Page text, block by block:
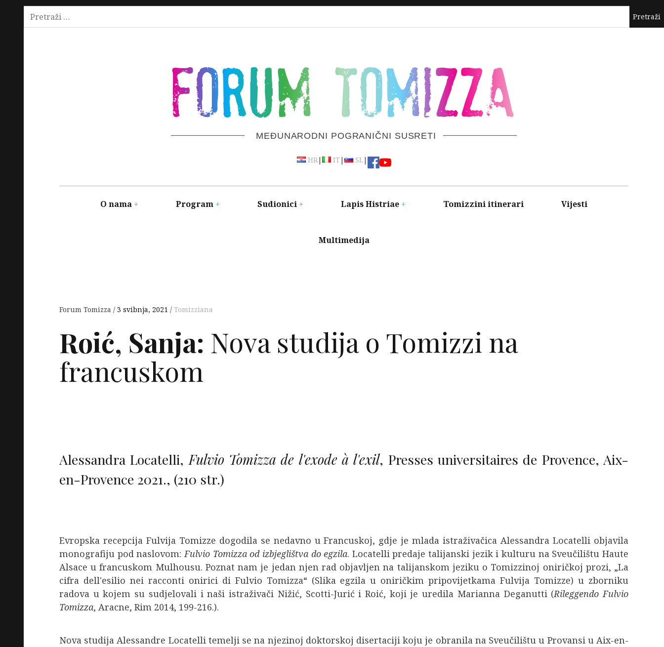
Pretraži:
Skip
FORUM TOMIZZA
MEĐUNARODNI POGRANIČNI SUSRETI
HR| IT | SL|
O nama Program Sudionici Lapis Histriae Tomizzini itinerari Vijesti
Multimedija
Forum Tomizza 3 svibnja, 2021 Tomizziana
Roić, Sanja: Nova studija o Tomizzi na
francuskom
Alessandra Locatelli, Fulvio Tomizza de l'exode à l'exil, Presses universitaires de Provence, Aix-
en-Provence 2021., (210 str.)
Evropska recepcija Fulvija Tomizze dogodila se nedavno u Francuskoj, gdje je mlada istraživačica Alessandra Locatelli objavila
monografiju pod naslovom:Fulvio Tomizza od izbjeglištva do egzila. Locatelli predaje talijanski jezik i kulturu na Sveučilištu Haute
Alsace u francuskom Mulhousu. Poznat nam je jedan njen rad objavljen na talijanskom jeziku o Tomizzinoj oniričkoj prozi, „La
cifra dell'esilio nei racconti onirici di Fulvio Tomizza“ (Slika egzila u oniričkim pripovijetkama Fulvija Tomizze) u zborniku
radova u kojem su sudjelovali i naši istraživači Nižić, Scotti-Jurić i Roić, koji je uredila Marianna Deganutti (Rileggendo Fulvio
Tomizza, Aracne, Rim 2014, 199-216.).
Nova studija Alessandre Locatelli temelji se na njezinoj doktorskoj disertaciji koju je obranila na Sveučilištu u Provansi u Aix-en-